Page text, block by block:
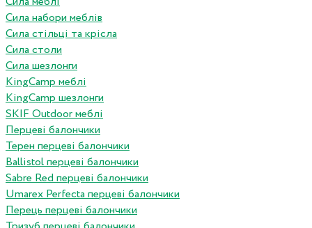
Сила набори меблів
Сила стільці та крісла
Сила столи
Сила шезлонги
KingCamp меблі
KingCamp шезлонги
SKIF Outdoor меблі
Перцеві балончики
Терен перцеві балончики
Ballistol перцеві балончики
Sabre Red перцеві балончики
Umarex Perfecta перцеві балончики
Перець перцеві балончики